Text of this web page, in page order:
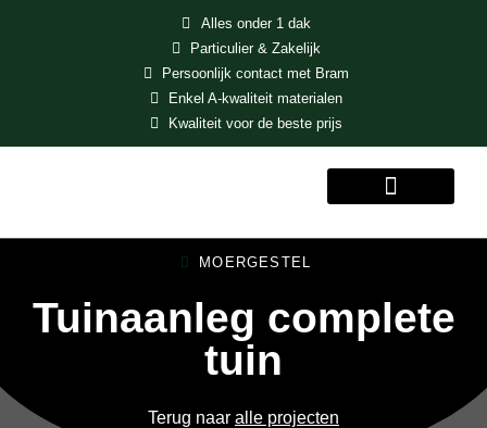
Alles onder 1 dak
Particulier & Zakelijk
Persoonlijk contact met Bram
Enkel A-kwaliteit materialen
Kwaliteit voor de beste prijs
MOERGESTEL
Tuinaanleg complete
tuin
Terug naar alle projecten